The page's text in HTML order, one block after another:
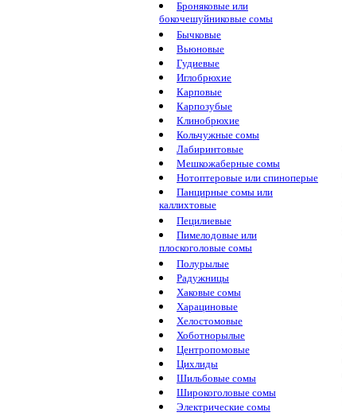
Броняковые или
бокочешуйниковые сомы
Бычковые
Вьюновые
Гудиевые
Иглобрюхие
Карповые
Карпозубые
Клинобрюхие
Кольчужные сомы
Лабиринтовые
Мешкожаберные сомы
Нотоптеровые или спиноперые
Панцирные сомы или
каллихтовые
Пецилиевые
Пимелодовые или
плоскоголовые сомы
Полурылые
Радужницы
Хаковые сомы
Харациновые
Хелостомовые
Хоботнорылые
Центропомовые
Цихлиды
Шильбовые сомы
Широкоголовые сомы
Электрические сомы